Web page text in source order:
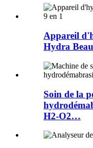
Appareil
Hydra
Soin de la
H2-O2…